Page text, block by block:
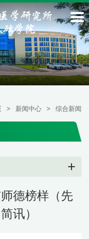
> 新闻中心 > 综合新闻
德榜样（先
讯）